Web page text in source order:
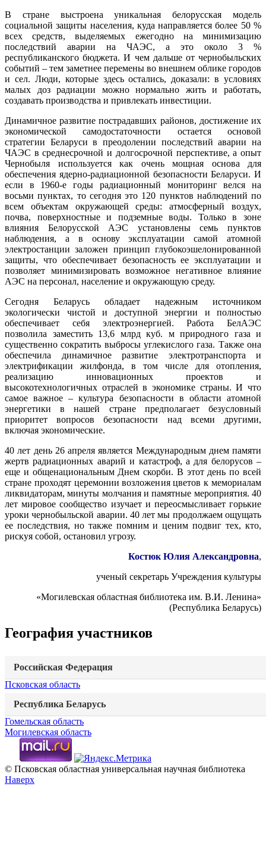
В стране выстроена уникальная белорусская модель
социальной защиты населения, куда направляется более 50 %
всех средств, выделяемых ежегодно на минимизацию
последствий аварии на ЧАЭС, а это около 3 %
республиканского бюджета. И чем дальше от чернобыльских
событий – тем заметнее перемены во внешнем облике городов
и сел. Люди, которые здесь остались, доказали: в условиях
малых доз радиации можно нормально жить и работать,
создавать производства и привлекать инвестиции.
Динамичное развитие пострадавших районов, достижение их
экономической самодостаточности остается основой
стратегии Беларуси в преодолении последствий аварии на
ЧАЭС в среднесрочной и долгосрочной перспективе, а опыт
Чернобыля используется как очень мощная основа для
обеспечения ядерно-радиационной безопасности Беларуси. И
если в 1960-е годы радиационный мониторинг велся на
восьми пунктах, то сегодня это 120 пунктов наблюдений по
всем объектам окружающей среды: атмосферный воздух,
почва, поверхностные и подземные воды. Только в зоне
влияния Белорусской АЭС установлены семь пунктов
наблюдения, а в основу эксплуатации самой атомной
электростанции заложен принцип глубокоэшелонированной
защиты, что обеспечивает безопасность ее эксплуатации и
позволяет минимизировать возможное негативное влияние
АЭС на персонал, население и окружающую среду.
Сегодня Беларусь обладает надежным источником
экологически чистой и доступной энергии и полностью
обеспечивает себя электроэнергией. Работа БелАЭС
позволила заместить 13,6 млрд куб. м природного газа и
существенно сократить выбросы углекислого газа. Также она
обеспечила динамичное развитие электротранспорта и
электрификации жилфонда, в том числе для отопления,
реализацию инновационных проектов и
высокотехнологичных отраслей в экономике страны. И что
самое важное – культура безопасности в области атомной
энергетики в нашей стране предполагает безусловный
приоритет вопросов безопасности над всеми другими,
включая экономические.
40 лет день 26 апреля является Международным днем памяти
жертв радиационных аварий и катастроф, а для белорусов –
еще и общенациональным Днем скорби. В этот день по всей
стране проходят церемонии возложения цветов к мемориалам
ликвидаторам, минуты молчания и памятные мероприятия. 40
лет мировое сообщество изучает и переосмысливает горькие
уроки чернобыльской аварии. 40 лет мы продолжаем ощущать
ее последствия, но также помним и ценим подвиг тех, кто,
рискуя собой, остановил угрозу.
Костюк Юлия Александровна,
ученый секретарь Учреждения культуры
«Могилевская областная библиотека им. В.И. Ленина»
(Республика Беларусь)
География участников
Российская Федерация
Псковская область
Республика Беларусь
Гомельская область
Могилевская область
© Псковская областная универсальная научная библиотека
Наверх